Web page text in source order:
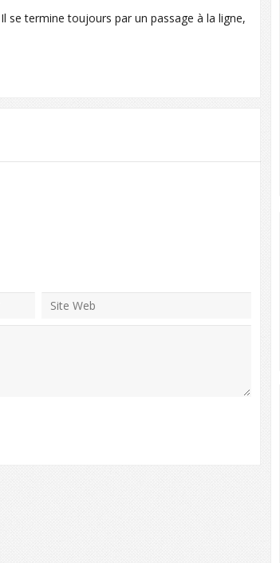
se termine toujours par un passage à la ligne,